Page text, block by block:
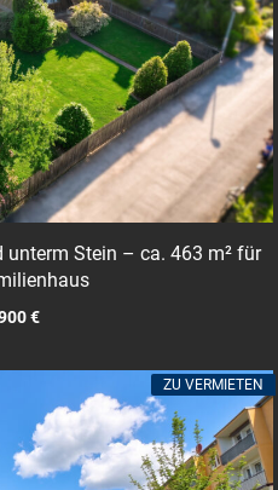
Stein – ca. 463 m² für
€
ZU VERMIETEN